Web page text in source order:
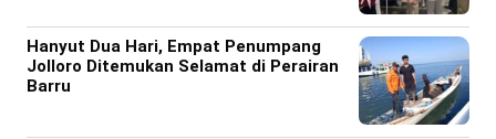
Hanyut Dua Hari, Empat Penumpang
Jolloro Ditemukan Selamat di Perairan
Barru